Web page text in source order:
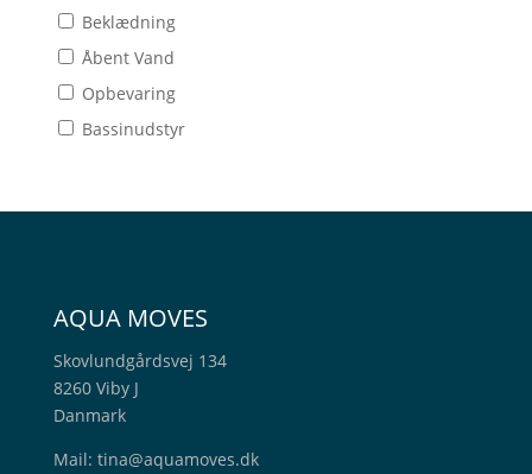
Beklædning
Åbent Vand
Opbevaring
Bassinudstyr
AQUA MOVES
Skovlundgårdsvej 134
8260 Viby J
Danmark
Mail: tina@aquamoves.dk